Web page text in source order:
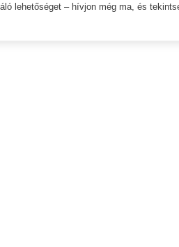
lehetőséget – hívjon még ma, és